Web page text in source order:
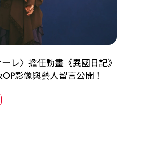
レ〉擔任動畫《異國日記》
影像與藝人留言公開！